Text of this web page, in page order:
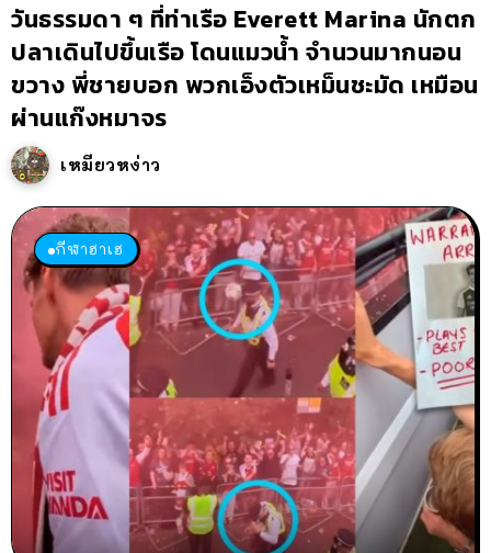
วันธรรมดา ๆ ที่ท่าเรือ Everett Marina นักตก
ปลาเดินไปขึ้นเรือ โดนแมวน้ำ จำนวนมากนอน
ขวาง พี่ชายบอก พวกเอ็งตัวเหม็นชะมัด เหมือน
ผ่านแก๊งหมาจร
เหมียวหง่าว
กีฬาฮาเฮ